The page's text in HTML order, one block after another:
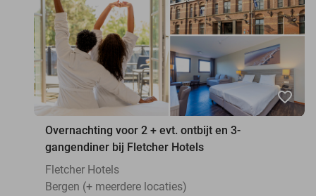
favorite_border
Overnachting voor 2 + evt. ontbijt en 3-
gangendiner bij Fletcher Hotels
Fletcher Hotels
Bergen (+ meerdere locaties)